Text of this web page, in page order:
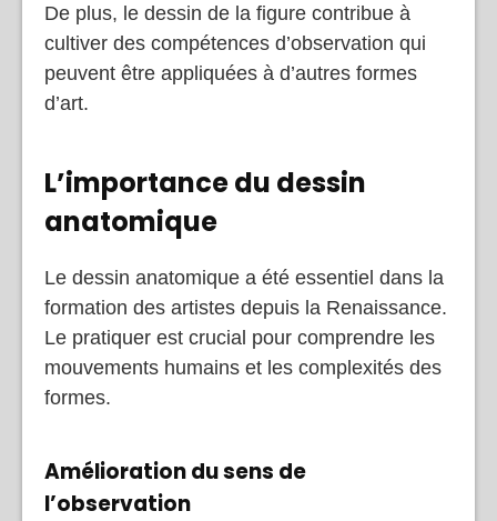
De plus, le dessin de la figure contribue à
cultiver des compétences d’observation qui
peuvent être appliquées à d’autres formes
d’art.
L’importance du dessin
anatomique
Le dessin anatomique a été essentiel dans la
formation des artistes depuis la Renaissance.
Le pratiquer est crucial pour comprendre les
mouvements humains et les complexités des
formes.
Amélioration du sens de
l’observation